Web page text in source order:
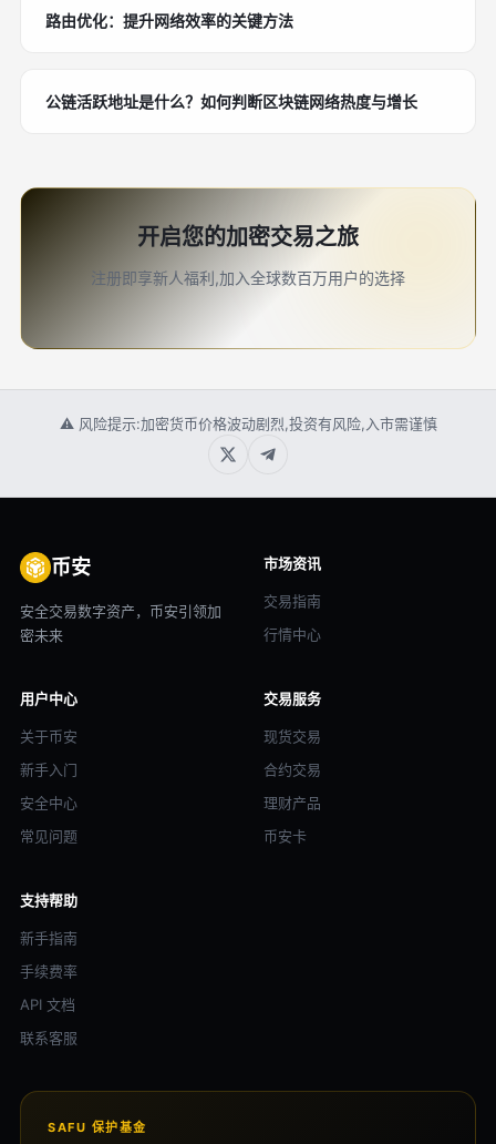
路由优化：提升网络效率的关键方法
公链活跃地址是什么？如何判断区块链网络热度与增长
开启您的加密交易之旅
注册即享新人福利,加入全球数百万用户的选择
⚠ 风险提示:加密货币价格波动剧烈,投资有风险,入市需谨慎
币安
安全交易数字资产，币安引领加
密未来
市场资讯
交易指南
行情中心
用户中心
关于币安
新手入门
安全中心
常见问题
交易服务
现货交易
合约交易
理财产品
币安卡
支持帮助
新手指南
手续费率
API 文档
联系客服
SAFU 保护基金